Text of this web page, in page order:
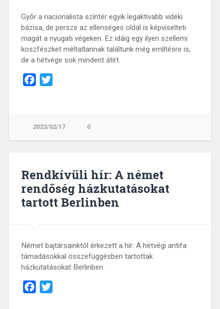
Győr a nacionalista színtér egyik legaktívabb vidéki
bázisa, de persze az ellenséges oldal is képviselteti
magát a nyugati végeken. Ez idáig egy ilyen szellemi
koszfészket méltatlannak találtunk még említésre is,
de a hétvége sok mindent átírt.
Facebook
2023/02/17 0
Rendkívüli hír: A német
rendőség házkutatásokat
tartott Berlinben
Német bajtársainktól érkezett a hír: A hétvégi antifa
támadásokkal összefüggésben tartottak
házkutatásokat Berlinben.
Facebook